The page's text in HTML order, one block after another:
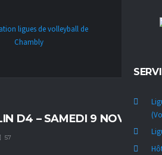
D4 – SAMEDI 9 NOV.
57